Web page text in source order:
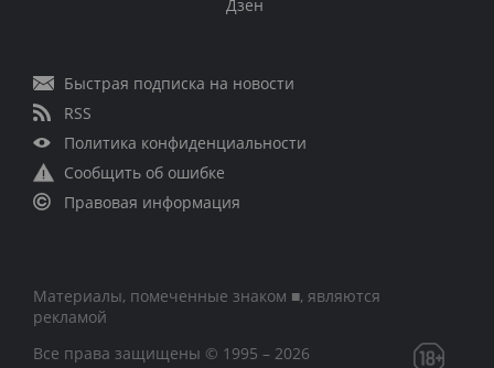
Дзен
Быстрая подписка на новости
RSS
Политика конфиденциальности
Сообщить об ошибке
Правовая информация
Материалы, помеченные знаком ■, являются
рекламой
Все права защищены © 1995 – 2026